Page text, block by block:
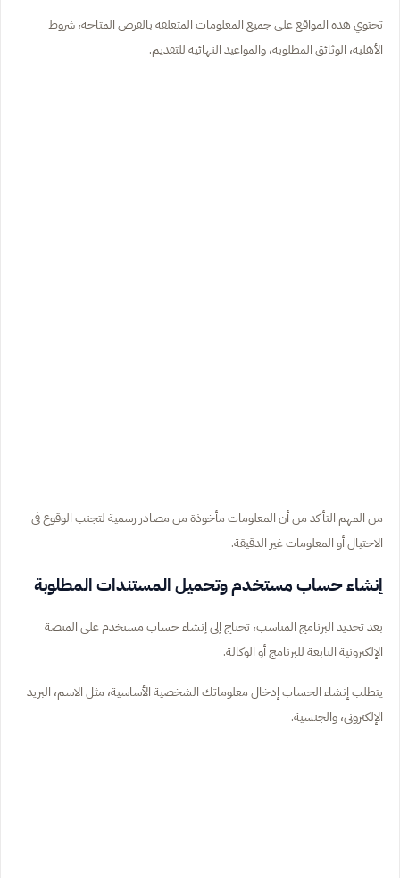
تحتوي هذه المواقع على جميع المعلومات المتعلقة بالفرص المتاحة، شروط
الأهلية، الوثائق المطلوبة، والمواعيد النهائية للتقديم.
من المهم التأكد من أن المعلومات مأخوذة من مصادر رسمية لتجنب الوقوع في
الاحتيال أو المعلومات غير الدقيقة.
إنشاء حساب مستخدم وتحميل المستندات المطلوبة
بعد تحديد البرنامج المناسب، تحتاج إلى إنشاء حساب مستخدم على المنصة
الإلكترونية التابعة للبرنامج أو الوكالة.
يتطلب إنشاء الحساب إدخال معلوماتك الشخصية الأساسية، مثل الاسم، البريد
الإلكتروني، والجنسية.